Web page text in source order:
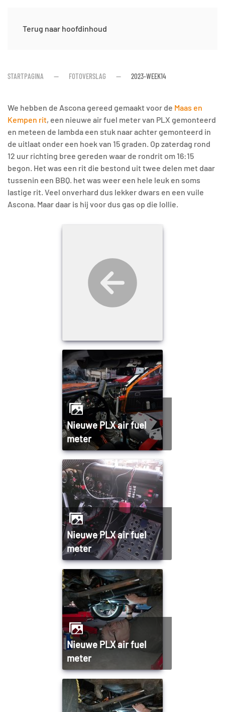
Terug naar hoofdinhoud
STARTPAGINA FOTOVERSLAG 2023-WEEK14
We hebben de Ascona gereed gemaakt voor de Maas en
Kempen rit, een nieuwe air fuel meter van PLX gemonteerd
en meteen de lambda een stuk naar achter gemonteerd in
de uitlaat onder een hoek van 15 graden. Op zaterdag rond
12 uur richting bree gereden waar de rondrit om 16:15
begon. Het was een rit die bestond uit twee delen met daar
tussenin een BBQ. het was weer een hele leuk en soms
lastige rit. Veel onverhard dus lekker dwars en een vuile
Ascona. Maar daar is hij voor dus gas op die lollie.
Nieuwe PLX air fuel
meter
Nieuwe PLX air fuel
meter
Nieuwe PLX air fuel
meter